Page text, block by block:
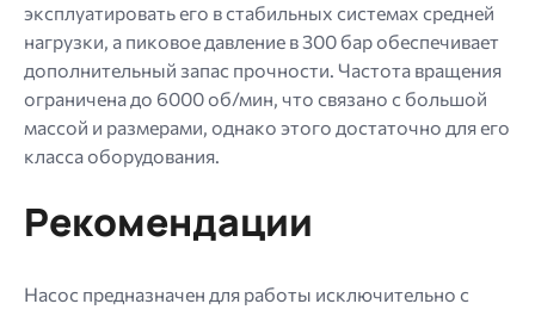
эксплуатировать его в стабильных системах средней
нагрузки, а пиковое давление в 300 бар обеспечивает
дополнительный запас прочности. Частота вращения
ограничена до 6000 об/мин, что связано с большой
массой и размерами, однако этого достаточно для его
класса оборудования.
Рекомендации
Насос предназначен для работы исключительно с